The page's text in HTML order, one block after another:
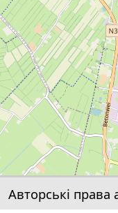
Авторські права